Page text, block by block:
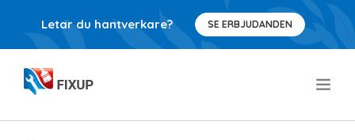
Letar du hantverkare? SE ERBJUDANDEN